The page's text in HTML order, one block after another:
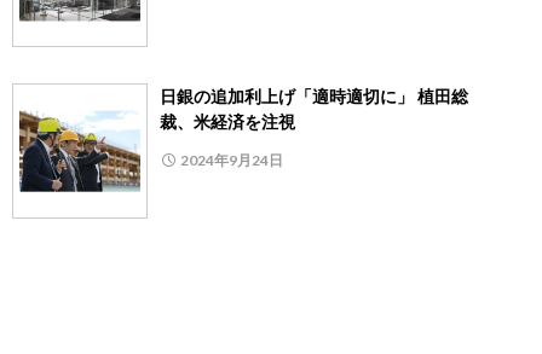
日銀の追加利上げ「適時適切に」 植田総
裁、米経済を注視
2024年9月24日